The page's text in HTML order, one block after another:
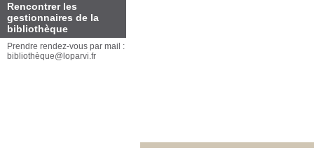
Rencontrer les
gestionnaires de la
bibliothèque
Prendre rendez-vous par mail :
bibliothèque@loparvi.fr